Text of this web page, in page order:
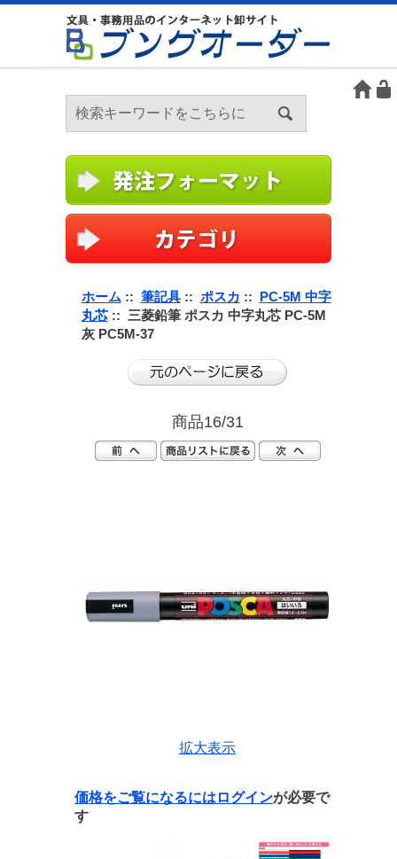
ホーム :: 筆記具:: ポスカ :: PC-5M 中字
丸芯:: 三菱鉛筆 ポスカ 中字丸芯 PC-5M
灰 PC5M-37
商品16/31
拡大表示
価格をご覧になるには ログインが必要で
す